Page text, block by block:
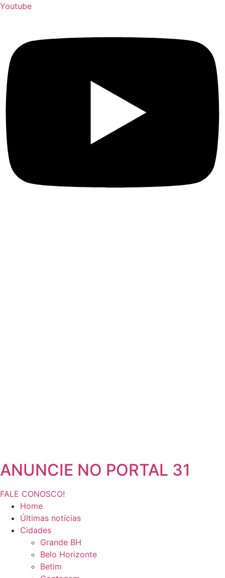
Youtube
ANUNCIE NO PORTAL 31
FALE CONOSCO!
Home
Últimas notícias
Cidades
Grande BH
Belo Horizonte
Betim